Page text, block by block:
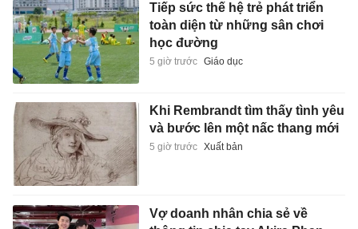
Tiếp sức thế hệ trẻ phát triển
toàn diện từ những sân chơi
học đường
5 giờ trước Giáo dục
Khi Rembrandt tìm thấy tình yêu
và bước lên một nấc thang mới
5 giờ trước Xuất bản
Vợ doanh nhân chia sẻ về